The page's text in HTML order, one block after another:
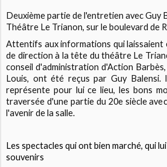
Deuxième partie de l'entretien avec Guy
Théâtre Le Trianon, sur le boulevard de
Attentifs aux informations qui laissaient
de direction à la tête du théâtre Le
conseil d'administration d'Action
Louis, ont été reçus par Guy
représente pour lui ce lieu, les bons
traversée d'une partie du 20e siècle
l'avenir de la salle.
Les spectacles qui ont bien marché, qui
souvenirs